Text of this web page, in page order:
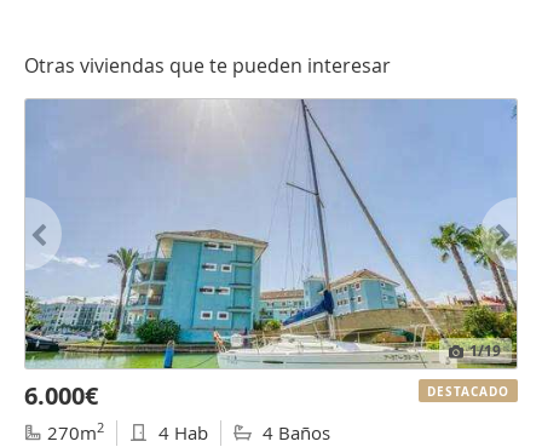
Otras viviendas que te pueden interesar
1/19
6.000€
270m2 4 Hab 4 Baños
DESTACADO